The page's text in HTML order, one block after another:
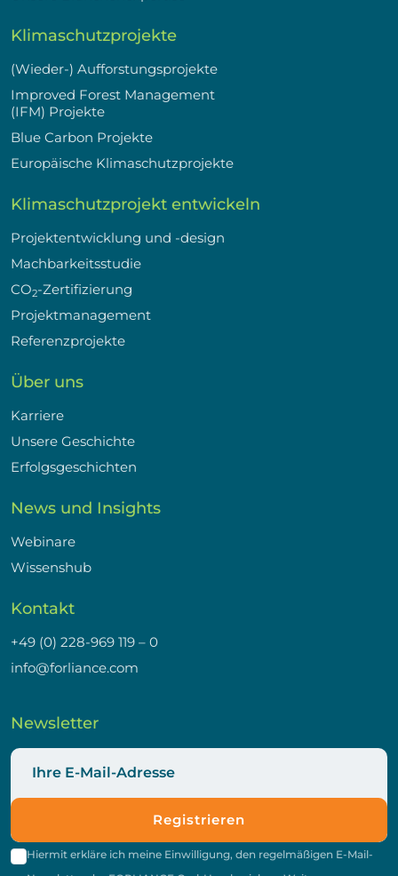
Klimaschutzprojekte
(Wieder-) Aufforstungsprojekte
Improved Forest Management
(IFM) Projekte
Blue Carbon Projekte
Europäische Klimaschutzprojekte
Klimaschutzprojekt entwickeln
Projektentwicklung und -design
Machbarkeitsstudie
CO2-Zertifizierung
Projektmanagement
Referenzprojekte
Über uns
Karriere
Unsere Geschichte
Erfolgsgeschichten
News und Insights
Webinare
Wissenshub
Kontakt
+49 (0) 228-969 119 – 0
info@forliance.com
Newsletter
Registrieren
Hiermit erkläre ich meine Einwilligung, den regelmäßigen E-Mail-